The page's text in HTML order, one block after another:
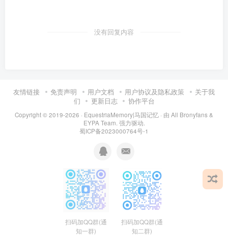
没有回复内容
友情链接 免责声明 用户文档 用户协议及隐私政策
关于我
们
更新日志 协作平台
Copyright © 2019-2026 · EquestriaMemory|马国记忆 · 由 All Bronyfans &
EYPA Team. 强力驱动.
蜀ICP备2023000764号-1
扫码加QQ群(通
知一群)
扫码加QQ群(通
知二群)